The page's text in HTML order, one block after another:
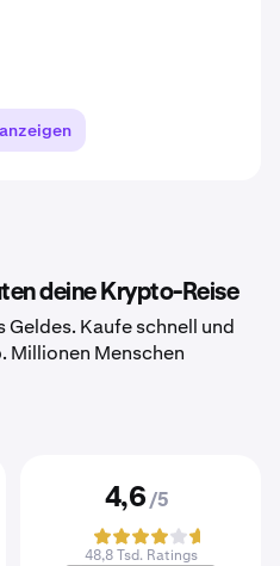
deine Krypto-Reise
Geldes. Kaufe schnell und
Millionen Menschen
4,6 /5
48,8 Tsd. Ratings